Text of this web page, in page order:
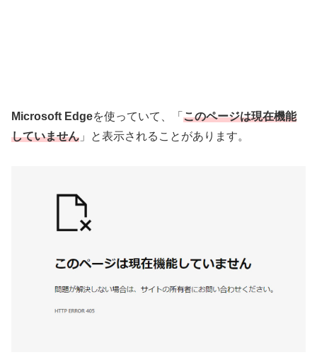
Microsoft Edgeを使っていて、「 このページは現在機能
していません 」と表示されることがあります。